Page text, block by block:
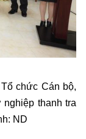
chức Cán bộ,
thanh tra
ND